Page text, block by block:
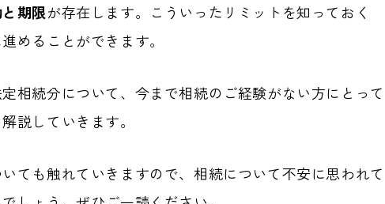
期限が存在します。こういったリミットを知っておく
めることができます。
相続分について、今まで相続のご経験がない方にとって
説していきます。
ても触れていきますので、相続について不安に思われて